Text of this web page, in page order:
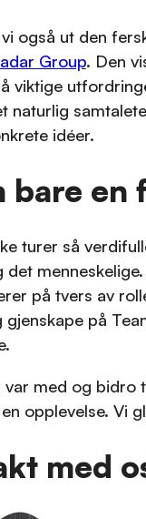
også ut den
Group. Den
viktige
naturlig
idéer.
bare en
turer så
på tvers av
gjenskape på
var med og bidro
opplevelse. Vi
med